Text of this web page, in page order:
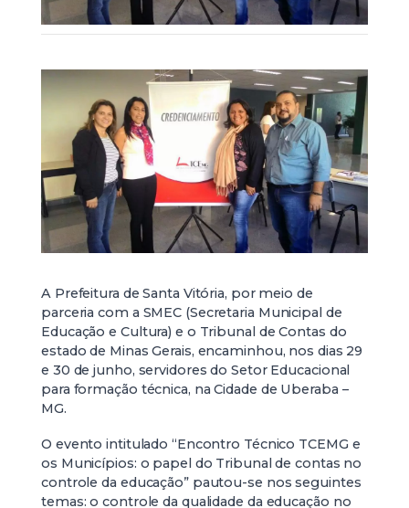
A Prefeitura de Santa Vitória, por meio de
parceria com a SMEC (Secretaria Municipal de
Educação e Cultura) e o Tribunal de Contas do
estado de Minas Gerais, encaminhou, nos dias 29
e 30 de junho, servidores do Setor Educacional
para formação técnica, na Cidade de Uberaba –
MG.
O evento intitulado “Encontro Técnico TCEMG e
os Municípios: o papel do Tribunal de contas no
controle da educação” pautou-se nos seguintes
temas: o controle da qualidade da educação no